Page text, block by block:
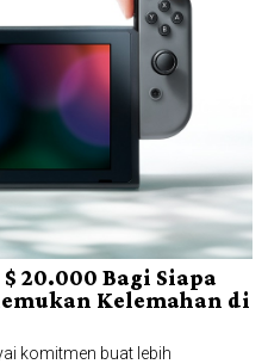
20.000 Bagi Siapa
Kelemahan di
komitmen buat lebih